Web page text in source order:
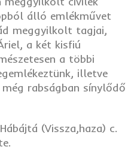
álló emlékművet
meggyilkolt tagjai,
a két kisfiú
a többi
illetve
rabságban sínylődő
(Vissza,haza) c.